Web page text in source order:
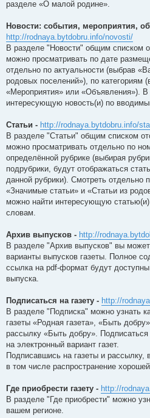
разделе «О малой родине».
Новости: события, мероприятия,
http://rodnaya.bytdobru.info/novosti/
В разделе "Новости" общим списком
можно просматривать по дате
отдельно по актуальности (выбрав
родовых поселений»), по категориям
«Мероприятия» или «Объявления»).
интересующую новость(и) по
Статьи - http://rodnaya.bytdobru.info/
В разделе "Статьи" общим списком
можно просматривать отдельно по
определённой рубрике (выбирая
подрубрики, будут отображаться
данной рубрики). Смотреть отдельно
«Значимые статьи» и «Статьи из
можно найти интересующую
словам.
Архив выпусков - http://
В разделе "Архив выпусков" вы
варианты выпусков газеты. Полное
ссылка на pdf-формат будут
выпуска.
Подписаться на газету - http://
В разделе "Подписка" можно узнать
газеты «Родная газета», «Быть
рассылку «Быть добру».
на электронный вариант газет.
Подписавшись на газеты и рассылку,
в том числе распространение
Где приобрести газету - http://
В разделе "Где приобрести" можно
вашем регионе.